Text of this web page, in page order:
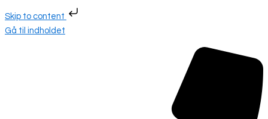
Skip to content
Gå til indholdet